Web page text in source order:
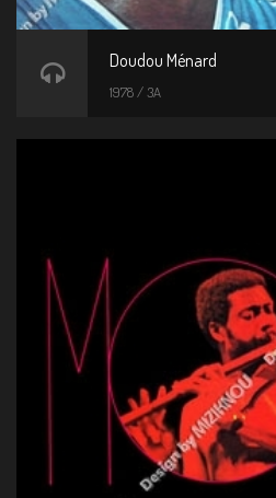
Doudou Ménard
1978 / 3A